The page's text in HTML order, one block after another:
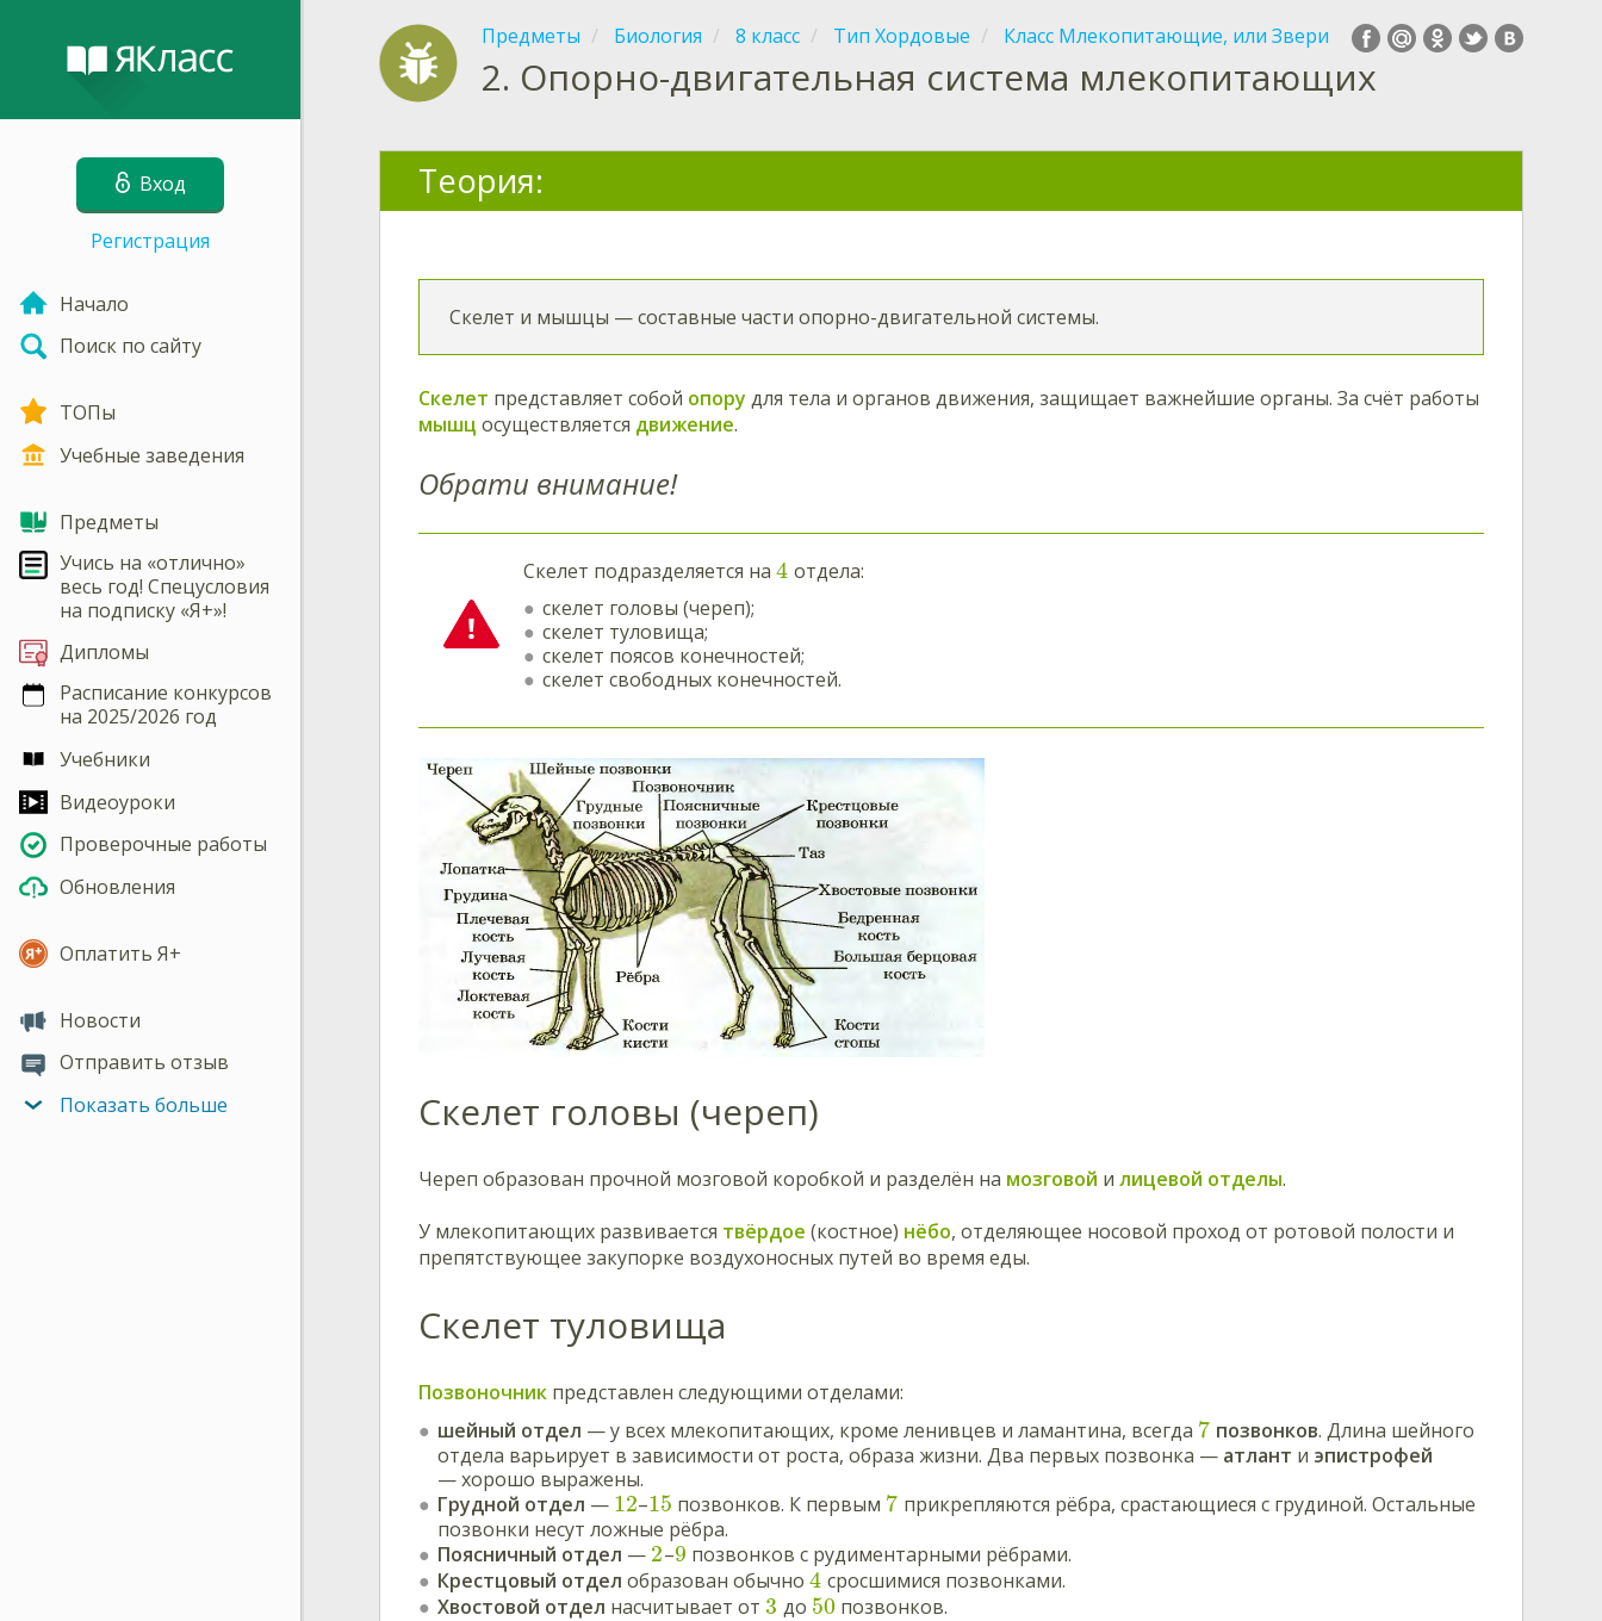
Вход
Регистрация
Начало
Поиск по сайту
ТОПы
Учебные заведения
Предметы
Учись на «отлично»
весь год! Спецусловия
на подписку «Я+»!
Дипломы
Расписание конкурсов
на 2025/2026 год
Учебники
Видеоуроки
Проверочные работы
Обновления
Оплатить Я+
Новости
Отправить отзыв
Показать больше
Предметы Биология 8 класс Тип Хордовые Класс Млекопитающие, или Звери
2. Опорно-двигательная система млекопитающих
Теория:
Скелет и мышцы — составные части опорно-двигательной системы.
Скелет представляет собой опору для тела и органов движения, защищает важнейшие органы. За счёт работы
мышц осуществляется движение.
Обрати внимание!
Скелет подразделяется на 4 отдела:
скелет головы (череп);
скелет туловища;
скелет поясов конечностей;
скелет свободных конечностей.
Скелет головы (череп)
Череп образован прочной мозговой коробкой и разделён на мозговой и лицевой отделы.
У млекопитающих развивается твёрдое (костное) нёбо, отделяющее носовой проход от ротовой полости и
препятствующее закупорке воздухоносных путей во время еды.
Скелет туловища
Позвоночник представлен следующими отделами:
шейный отдел — у всех млекопитающих, кроме ленивцев и ламантина, всегда 7 позвонков. Длина шейного
отдела варьирует в зависимости от роста, образа жизни. Два первых позвонка — атлант и эпистрофей
— хорошо выражены.
Грудной отдел — 12–15 позвонков. К первым 7 прикрепляются рёбра, срастающиеся с грудиной. Остальные
позвонки несут ложные рёбра.
Поясничный отдел — 2–9 позвонков с рудиментарными рёбрами.
Крестцовый отдел образован обычно 4 сросшимися позвонками.
Хвостовой отдел насчитывает от 3 до 50позвонков.